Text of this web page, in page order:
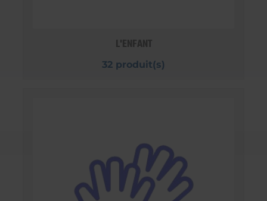
L'ENFANT
32 produit(s)